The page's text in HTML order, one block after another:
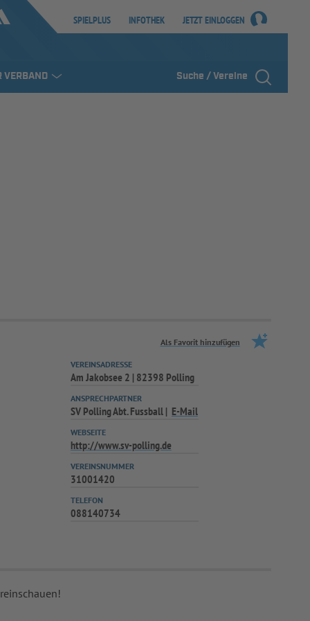
SPIELPLUS INFOTHEK JETZT EINLOGGEN
VERBAND Suche / Vereine
Als Favorit hinzufügen
VEREINSADRESSE
Am Jakobsee 2 | 82398 Polling
ANSPRECHPARTNER
SV Polling Abt. Fussball E-Mail
WEBSEITE
http://www.sv-polling.de
VEREINSNUMMER
31001420
TELEFON
088140734